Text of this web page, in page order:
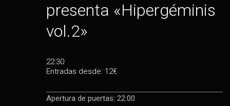
presenta «Hipergéminis
vol.2»
22:30
Entradas desde: 12€
Apertura de puertas: 22:00